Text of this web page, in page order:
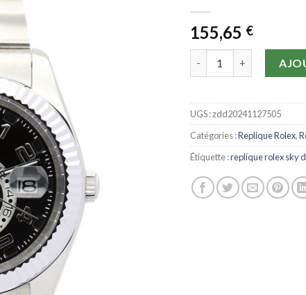
155,65 €
UGS :zdd20241127505
Catégories :Replique Rolex,
Étiquette :replique rolex sky